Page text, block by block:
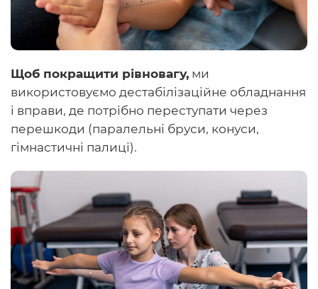
Щоб покращити рівновагу, ми
використовуємо дестабілізаційне обладнання
і вправи, де потрібно переступати через
перешкоди (паралельні бруси, конуси,
гімнастичні палиці).